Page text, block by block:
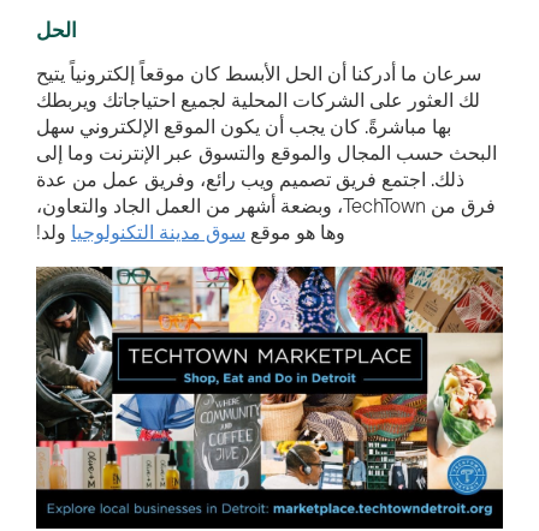
الحل
سرعان ما أدركنا أن الحل الأبسط كان موقعاً إلكترونياً يتيح
لك العثور على الشركات المحلية لجميع احتياجاتك ويربطك
بها مباشرةً. كان يجب أن يكون الموقع الإلكتروني سهل
البحث حسب المجال والموقع والتسوق عبر الإنترنت وماإلى
ذلك. اجتمع فريق تصميم ويب رائع، وفريق عمل من عدة
فرق من TechTown، وبضعة أشهر من العمل الجاد والتعاون،
وها هوموقعسوق مدينة التكنولوجياولد!